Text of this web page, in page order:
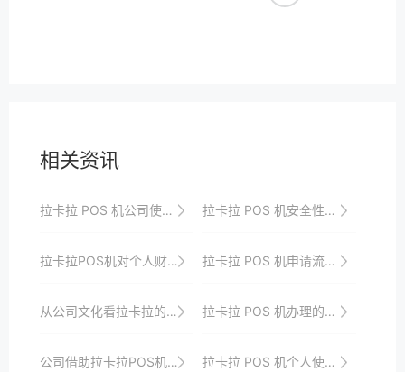
相关资讯
拉卡拉 POS 机公司使用的安全性与风险控制措施 拉卡拉 POS 机安全性能评估
拉卡拉POS机对个人财务管理的帮助 拉卡拉 POS 机申请流程的优化建议
从公司文化看拉卡拉的社会责任 拉卡拉 POS 机办理的售后服务保障
公司借助拉卡拉POS机优化资金运营效率的案例研究 拉卡拉 POS 机个人使用的支付安全保障